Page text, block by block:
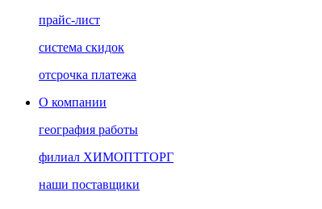
прайс-лист
система скидок
отсрочка платежа
О компании
география работы
филиал ХИМОПТТОРГ
наши поставщики